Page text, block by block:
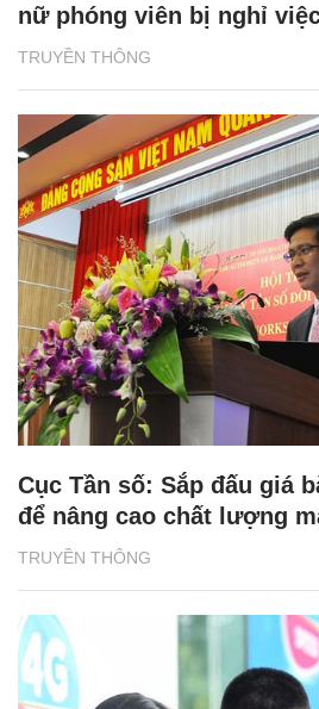
TRUYỀN THÔNG
nữ phóng viên bị nghỉ
TRUYỀN THÔNG
Cục Tần số: Sắp đấu giá
để nâng cao chất lượng